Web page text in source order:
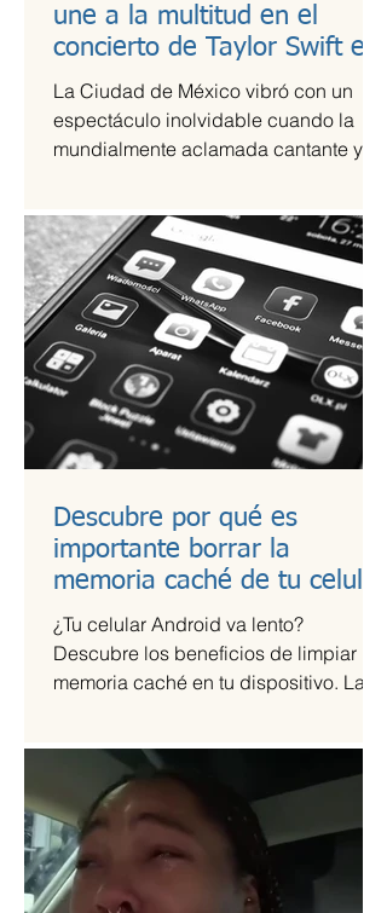
une a la multitud en el
concierto de Taylor Swift en
CDMX
La Ciudad de México vibró con un
espectáculo inolvidable cuando la
mundialmente aclamada cantante y
Descubre por qué es
importante borrar la
memoria caché de tu celular
¿Tu celular Android va lento?
Descubre los beneficios de limpiar la
memoria caché en tu dispositivo. La